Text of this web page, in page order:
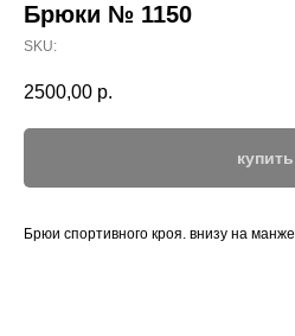
Брюки № 1150
SKU:
2500,00 р.
купить
Брюи спортивного кроя. внизу на